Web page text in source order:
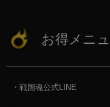
お得メニ
戦国魂公式LINE